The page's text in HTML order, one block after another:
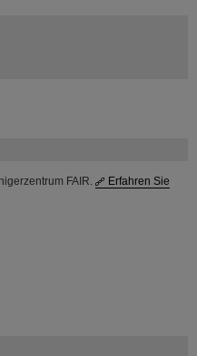
FAIR.
Erfahren Sie